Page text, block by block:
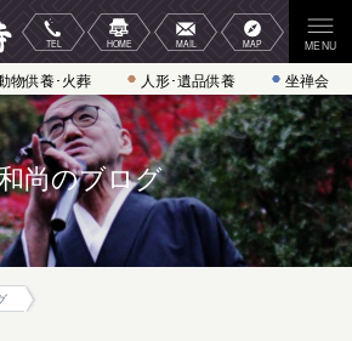
物供養･火葬 人形･遺品供養 坐禅会
尚のブログ